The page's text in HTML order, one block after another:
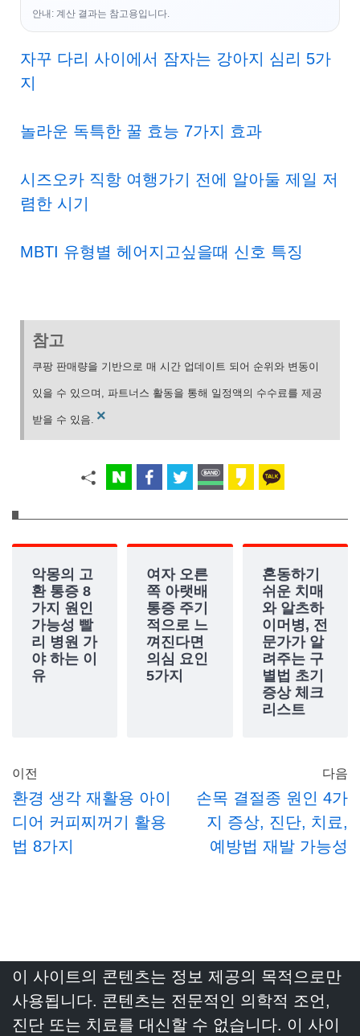
안내: 계산 결과는 참고용입니다.
자꾸 다리 사이에서 잠자는 강아지 심리 5가
지
놀라운 독특한 꿀 효능 7가지 효과
시즈오카 직항 여행가기 전에 알아둘 제일 저
렴한 시기
MBTI 유형별 헤어지고싶을때 신호 특징
참고
쿠팡 판매량을 기반으로 매 시간 업데이트 되어 순위와 변동이
있을 수 있으며, 파트너스 활동을 통해 일정액의 수수료를 제공
받을 수 있음. ×
악몽의 고
환 통증 8
가지 원인
가능성 빨
리 병원 가
야 하는 이
유
여자 오른
쪽 아랫배
통증 주기
적으로 느
껴진다면
의심 요인
5가지
혼동하기
쉬운 치매
와 알츠하
이머병, 전
문가가 알
려주는 구
별법 초기
증상 체크
리스트
이전
환경 생각 재활용 아이
디어 커피찌꺼기 활용
법 8가지
다음
손목 결절종 원인 4가
지 증상, 진단, 치료,
예방법 재발 가능성
이 사이트의 콘텐츠는 정보 제공의 목적으로만
사용됩니다. 콘텐츠는 전문적인 의학적 조언,
진단 또는 치료를 대신할 수 없습니다. 이 사이